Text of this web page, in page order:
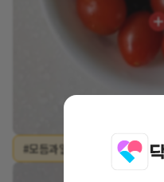
#모듬과일 #방울토마토